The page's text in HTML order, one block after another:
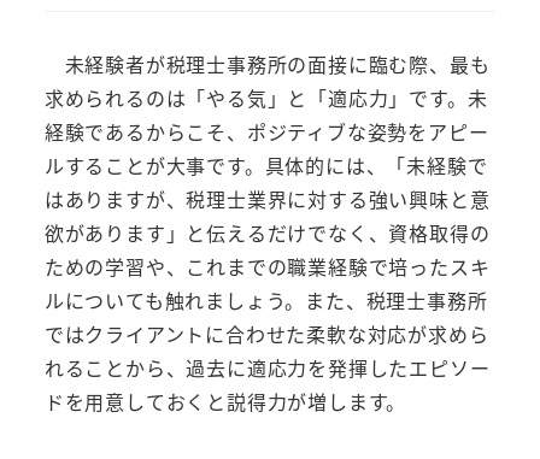
未経験者が税理士事務所の面接に臨む際、最も
求められるのは「やる気」と「適応力」です。未
経験であるからこそ、ポジティブな姿勢をアピー
ルすることが大事です。具体的には、「未経験で
はありますが、税理士業界に対する強い興味と意
欲があります」と伝えるだけでなく、資格取得の
ための学習や、これまでの職業経験で培ったスキ
ルについても触れましょう。また、税理士事務所
ではクライアントに合わせた柔軟な対応が求めら
れることから、過去に適応力を発揮したエピソー
ドを用意しておくと説得力が増します。